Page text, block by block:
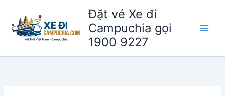
Đặt vé Xe đi
Campuchia gọi
1900 9227